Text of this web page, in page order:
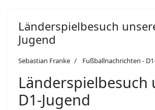
Länderspielbesuch
Jugend
Sebastian Franke Fußballnachrichten -
Länderspielbesuch
D1-Jugend